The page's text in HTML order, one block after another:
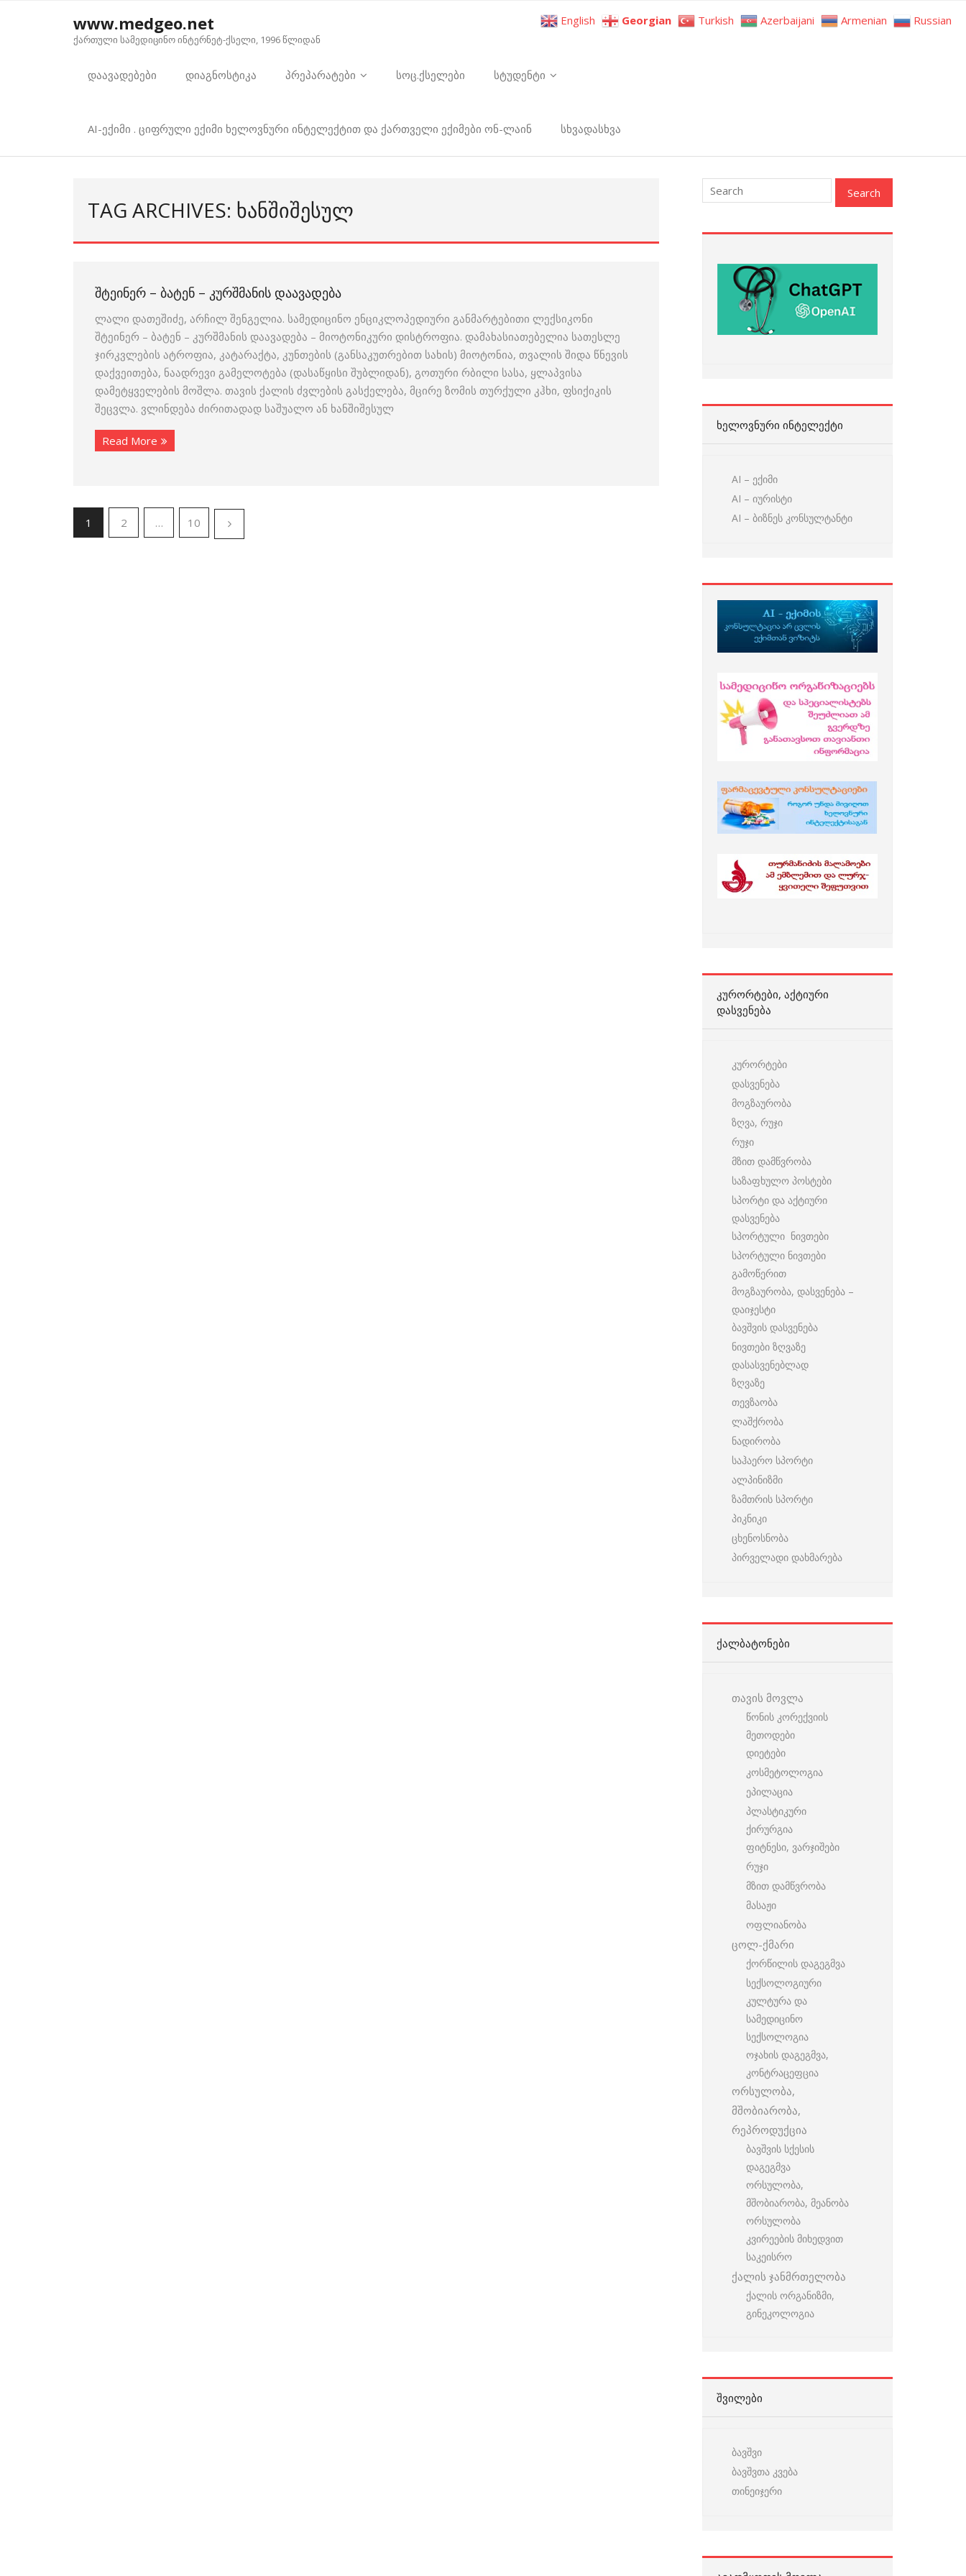
www.medgeo.net
ქართული სამედიცინო ინტერნეტ-ქსელი, 1996 წლიდან
დაავადებები დიაგნოსტიკა პრეპარატები სოც.ქსელები სტუდენტი
AI-ექიმი . ციფრული ექიმი ხელოვნური ინტელექტით და ქართველი ექიმები ონ-ლაინ სხვადასხვა
TAG ARCHIVES: ᲮᲐᲜᲨᲘᲨᲔᲡᲣᲚ
ᲨᲢᲔᲘᲜᲔᲠ – ᲑᲐᲢᲔᲜ – ᲙᲣᲠᲨᲛᲐᲜᲘᲡ ᲓᲐᲐᲕᲐᲓᲔᲑᲐ
ლალი დათეშიძე, არჩილ შენგელია. სამედიცინო ენციკლოპედიური განმარტებითი ლექსიკონი
შტეინერ – ბატენ – კურშმანის დაავადება – მიოტონიკური დისტროფია. დამახასიათებელია სათესლე
ჯირკვლების ატროფია, კატარაქტა, კუნთების (განსაკუთრებით სახის) მიოტონია, თვალის შიდა წნევის
დაქვეითება, ნაადრევი გამელოტება (დასაწყისი შუბლიდან), გოთური რბილი სასა, ყლაპვისა
დამეტყველების მოშლა. თავის ქალის ძვლების გასქელება, მცირე ზომის თურქული კჰხი, ფსიქიკის
შეცვლა. ვლინდება ძირითადად საშუალო ან ხანშიშესულ
Read More
1 2 … 10
ᲮᲔᲚᲝᲕᲜᲣᲠᲘ ᲘᲜᲢᲔᲚᲔᲥᲢᲘ
AI – ექიმი
AI – იურისტი
AI – ბიზნეს კონსულტანტი
ᲙᲣᲠᲝᲠᲢᲔᲑᲘ, ᲐᲥᲢᲘᲣᲠᲘ
ᲓᲐᲡᲕᲔᲜᲔᲑᲐ
კურორტები
დასვენება
მოგზაურობა
ზღვა, რუჯი
რუჯი
მზით დამწვრობა
საზაფხულო პოსტები
სპორტი და აქტიური
დასვენება
სპორტული ნივთები
სპორტული ნივთები
გამოწერით
მოგზაურობა, დასვენება –
დაიჯესტი
ბავშვის დასვენება
ნივთები ზღვაზე
დასასვენებლად
ზღვაზე
თევზაობა
ლაშქრობა
ნადირობა
საჰაერო სპორტი
ალპინიზმი
ზამთრის სპორტი
პიკნიკი
ცხენოსნობა
პირველადი დახმარება
ᲥᲐᲚᲑᲐᲢᲝᲜᲔᲑᲘ
თავის მოვლა
წონის კორექვიის
მეთოდები
დიეტები
კოსმეტოლოგია
ეპილაცია
პლასტიკური
ქირურგია
ფიტნესი, ვარჯიშები
რუჯი
მზით დამწვრობა
მასაჟი
ოფლიანობა
ცოლ-ქმარი
ქორწილის დაგეგმვა
სექსოლოგიური
კულტურა და
სამედიცინო
სექსოლოგია
ოჯახის დაგეგმვა,
კონტრაცეფცია
ორსულობა,
მშობიარობა,
რეპროდუქცია
ბავშვის სქესის
დაგეგმვა
ორსულობა,
მშობიარობა, მეანობა
ორსულობა
კვირეების მიხედვით
საკეისრო
ქალის ჯანმრთელობა
ქალის ორგანიზმი,
გინეკოლოგია
ᲨᲕᲘᲚᲔᲑᲘ
ბავშვი
ბავშვთა კვება
თინეიჯერი
English Georgian Turkish Azerbaijani Armenian Russian